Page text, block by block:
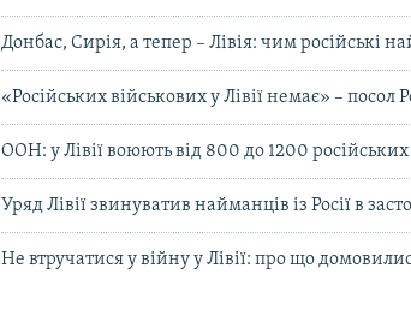
Донбас, Сирія, а тепер – Лівія: чим російські
«Російських військових у Лівії немає» – посол
ООН: у Лівії воюють від 800 до 1200
Уряд Лівії звинуватив найманців із Росії в
Не втручатися у війну у Лівії: про що